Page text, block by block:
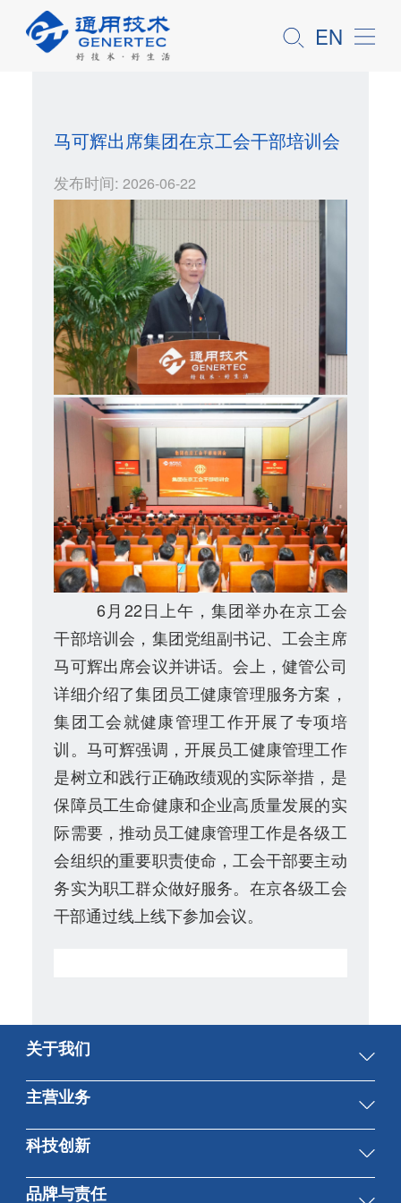
EN
马可辉出席集团在京工会干部培训会
发布时间: 2026-06-22
6月22日上午，集团举办在京工会
干部培训会，集团党组副书记、工会主席
马可辉出席会议并讲话。会上，健管公司
详细介绍了集团员工健康管理服务方案，
集团工会就健康管理工作开展了专项培
训。马可辉强调，开展员工健康管理工作
是树立和践行正确政绩观的实际举措，是
保障员工生命健康和企业高质量发展的实
际需要，推动员工健康管理工作是各级工
会组织的重要职责使命，工会干部要主动
务实为职工群众做好服务。在京各级工会
干部通过线上线下参加会议。
关于我们
集团概况
董事会
高管团队
组织结构
主营业务
先进制造与技术服务
科技创新
总体情况
品牌与责任